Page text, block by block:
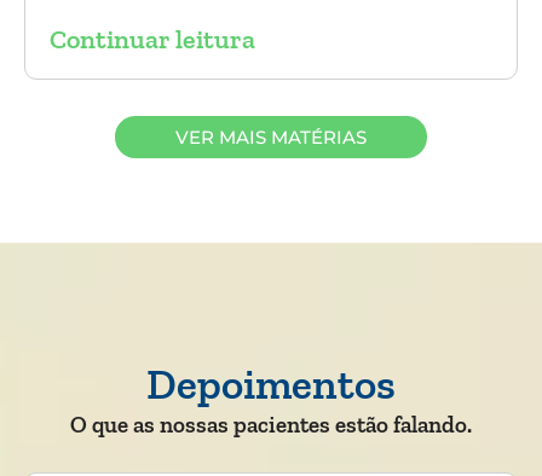
Angiologia e Ecografia Vascular.
Continuar leitura
VER MAIS MATÉRIAS
Depoimentos
O que as nossas pacientes estão falando.